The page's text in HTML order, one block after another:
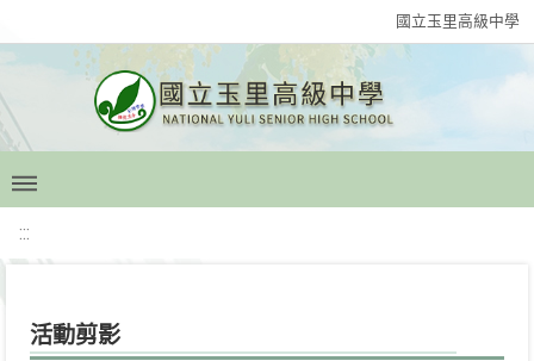
國立玉里高級中學
:::
活動剪影